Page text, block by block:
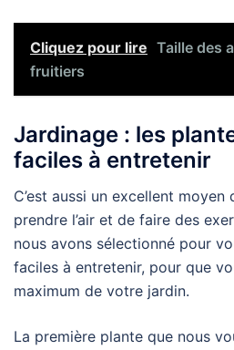
Cliquez pour lire Taille des
fruitiers
Jardinage : les
faciles à entretenir
C’est aussi un excellent
prendre l’air et de faire des
nous avons sélectionné pour
faciles à entretenir, pour que
maximum de votre jardin.
La première plante que nous